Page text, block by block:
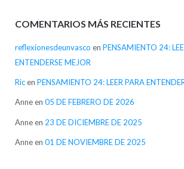
COMENTARIOS MÁS RECIENTES
reflexionesdeunvasco en PENSAMIENTO 24:
ENTENDERSE MEJOR
Ricen PENSAMIENTO 24: LEER PARA
Anneen 05 DE FEBRERO DE 2026
Anneen 23 DE DICIEMBRE DE 2025
Anneen 01 DE NOVIEMBRE DE 2025